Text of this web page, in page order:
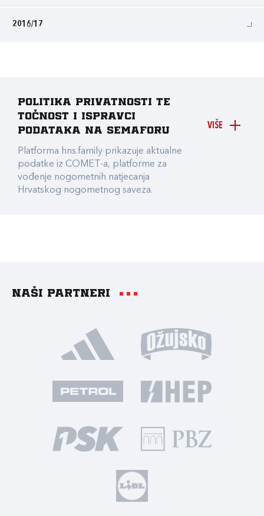
2016/17
VIŠE
Politika privatnosti te
točnost i ispravci
podataka na Semaforu
Platforma hns.family prikazuje aktualne
podatke iz COMET-a, platforme za
vođenje nogometnih natjecanja
Hrvatskog nogometnog saveza.
Naši partneri